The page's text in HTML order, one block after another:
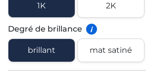
1K 2K
Degré de brillance i
brillant mat satiné